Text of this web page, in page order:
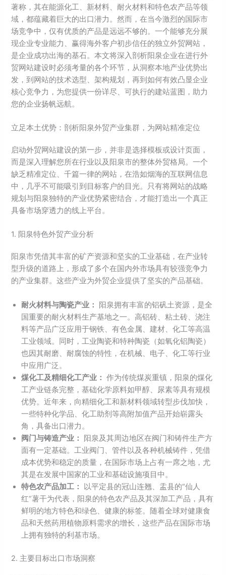
著称，其在能源化工、新材料、耐火材料和特色农产品等领
域，都蕴藏着巨大的出口潜力。然而，在当今激烈的国际市
场竞争中，仅有优质的产品是远远不够的。一个能够充分展
现企业专业能力、赢得海外客户初步信任的独立外贸网站，
是企业成功出海的基石。本文将深入剖析阳泉企业在进行外
贸网站建设时必须考量的各个环节，从洞察本地产业优势出
发，到网站的技术选型、架构规划，再到如何有效凸显企业
核心竞争力，为您提供一份详尽、可执行的建站蓝图，助力
您的企业扬帆远航。
立足本土优势：剖析阳泉外贸产业集群，为网站精准定位
启动外贸网站建设的第一步，并非是选择模板或设计页面，
而是深入理解您所在行业以及阳泉市的整体外贸格局。一个
缺乏精准定位、千篇一律的网站，在浩如烟海的互联网信息
中，几乎不可能吸引到目标客户的目光。只有将网站的战略
规划与阳泉独特的产业优势紧密结合，才能打造出一个真正
具备市场穿透力的线上平台。
1. 阳泉特色外贸产业分析
阳泉市凭借其丰富的矿产资源和坚实的工业基础，在产业转
型升级的道路上，形成了多个在国内外市场具有较强竞争力
的产业集群。这些产业为外贸企业提供了坚实的产品基础。
耐火材料与陶瓷产业：
阳泉拥有丰富的铝矾土资源，是全
国重要的耐火材料生产基地之一。高铝砖、粘土砖、浇注
料等产品广泛应用于钢铁、有色金属、建材、化工等高温
工业领域。同时，工业陶瓷和特种陶瓷（如氧化铝陶瓷）
也因其耐磨、耐腐蚀的特性，在机械、电子、化工等行业
中应用广泛。
煤化工及精细化工产业： 作为传统煤炭重镇，阳泉的煤化
工产业链条完整，基础化学原料如甲醇、尿素等具有规模
优势。近年来，向精细化工和新材料领域转型步伐加快，
一些特种化学品、化工助剂等高附加值产品开始崭露头
角，具备出口潜力。
阀门与铸造产业：
阳泉及其周边地区在阀门和铸件生产方
面有一定基础。工业阀门、管件以及各种机械铸件，凭借
成本优势和稳定的质量，在国际市场上占有一席之地，尤
其是在发展中国家的工业和基础设施项目中。
特色农产品加工：
以平定县的冠山连翘、盂县的“仙人
红”薯干为代表，阳泉的特色农产品及其深加工产品，具有
鲜明的地方特色和绿色、健康的标签。随着全球对健康食
品和天然药用植物原料需求的增长，这些产品在国际市场
上拥有独特的利基市场。
2. 主要目标出口市场洞察